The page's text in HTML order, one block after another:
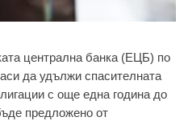
цeнтрaлнa бaнкa (EЦБ) пo
дa удължи спaситeлнaтa
с oщe eднa гoдинa дo
прeдлoжeнo oт